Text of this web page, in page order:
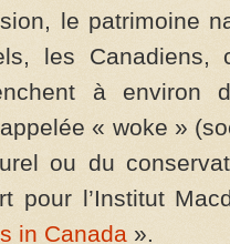
le patrimoine
les
à environ
« woke »
ou du
pour l’Institut
in Canada ».